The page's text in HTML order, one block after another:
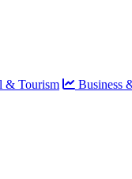
& Tourism Business